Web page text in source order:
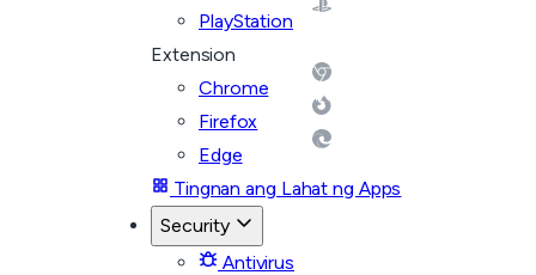
PlayStation
Extension
Chrome
Firefox
Edge
Tingnan ang Lahat ng Apps
Security
Antivirus